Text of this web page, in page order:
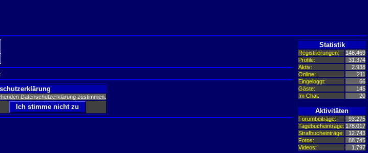
Datenschutzerklärung zustimmen.
Statistik
Registrierungen:
146.469
Profile:
31.374
Aktiv:
2.938
Online:
211
Eingeloggt:
66
Gäste:
145
Im Chat:
20
Aktivitäten
Forumbeiträge:
93.275
Tagebucheinträge: 178.017
Strafbucheinträge:
12.743
Fotos:
88.745
Videos:
1.797